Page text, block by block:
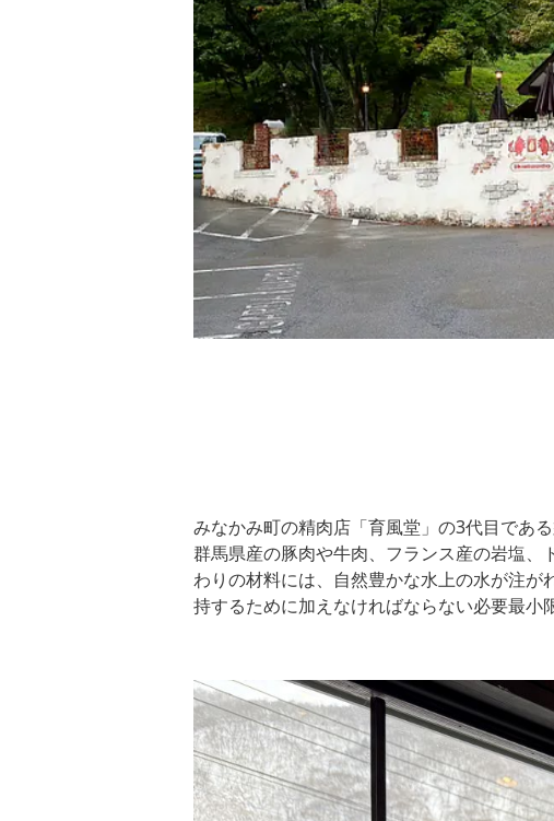
みなかみ町の精肉店「育風堂」の3代目であ
群馬県産の豚肉や牛肉、フランス産の岩塩
わりの材料には、自然豊かな水上の水が注
持するために加えなければならない必要最小